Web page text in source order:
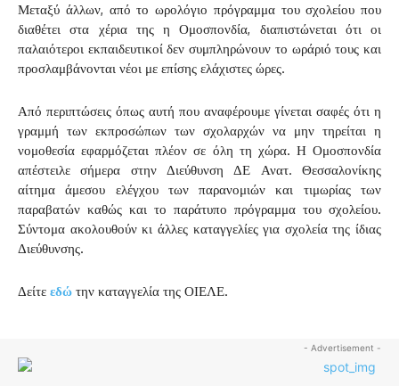
Μεταξύ άλλων, από το ωρολόγιο πρόγραμμα του σχολείου που
διαθέτει στα χέρια της η Ομοσπονδία, διαπιστώνεται ότι οι
παλαιότεροι εκπαιδευτικοί δεν συμπληρώνουν το ωράριό τους και
προσλαμβάνονται νέοι με επίσης ελάχιστες ώρες.
Από περιπτώσεις όπως αυτή που αναφέρουμε γίνεται σαφές ότι η
γραμμή των εκπροσώπων των σχολαρχών να μην τηρείται η
νομοθεσία εφαρμόζεται πλέον σε όλη τη χώρα. Η Ομοσπονδία
απέστειλε σήμερα στην Διεύθυνση ΔΕ Ανατ. Θεσσαλονίκης
αίτημα άμεσου ελέγχου των παρανομιών και τιμωρίας των
παραβατών καθώς και το παράτυπο πρόγραμμα του σχολείου.
Σύντομα ακολουθούν κι άλλες καταγγελίες για σχολεία της ίδιας
Διεύθυνσης.
Δείτε εδώ την καταγγελία της ΟΙΕΛΕ.
- Advertisement -